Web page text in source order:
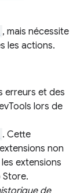
, mais nécessite
les actions.
erreurs et des
lors de
. Cette
non
extensions
Store.
de